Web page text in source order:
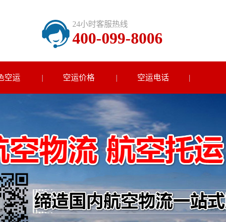
24小时客服热线
400-099-8006
空运 空运价格 空运电话